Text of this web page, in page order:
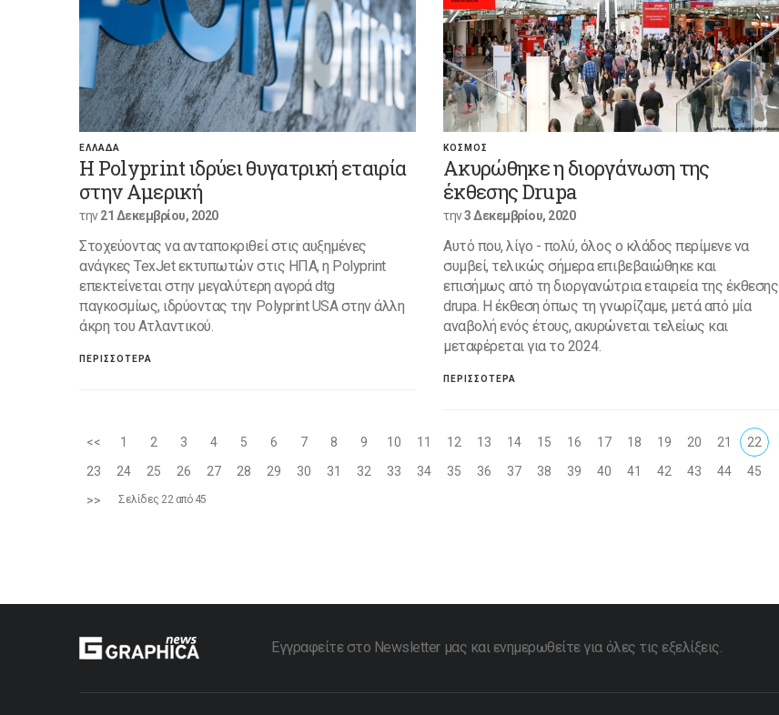
ΕΛΛΑΔΑ
Η Polyprint ιδρύει θυγατρική εταιρία
στην Αμερική
την21 Δεκεμβρίου, 2020
Στοχεύοντας να ανταποκριθεί στις αυξημένες
ανάγκες TexJet εκτυπωτών στις ΗΠΑ, η Polyprint
επεκτείνεται στην μεγαλύτερη αγορά dtg
παγκοσμίως, ιδρύοντας την Polyprint USA στην άλλη
άκρη του Ατλαντικού.
ΠΕΡΙΣΣΟΤΕΡΑ
ΚΟΣΜΟΣ
Ακυρώθηκε η διοργάνωση της
έκθεσης Drupa
την3 Δεκεμβρίου, 2020
Αυτό που, λίγο - πολύ, όλος ο κλάδος περίμενε να
συμβεί, τελικώς σήμερα επιβεβαιώθηκε και
επισήμως από τη διοργανώτρια εταιρεία της έκθεσης
drupa. Η έκθεση όπως τη γνωρίζαμε, μετά από μία
αναβολή ενός έτους, ακυρώνεται τελείως και
μεταφέρεται για το 2024.
ΠΕΡΙΣΣΟΤΕΡΑ
<< 1 2 3 4 5 6 7 8 9 10 11 12 13 14 15 16 17 18 19 20 21
22
23
24 25 26 27 28 29 30 31 32 33 34 35 36 37 38 39 40 41 42 43 44
45
>>
Σελίδες 22 από 45
Εγγραφείτε στο Newsletter μας και ενημερωθείτε για όλες τις εξελίξεις.